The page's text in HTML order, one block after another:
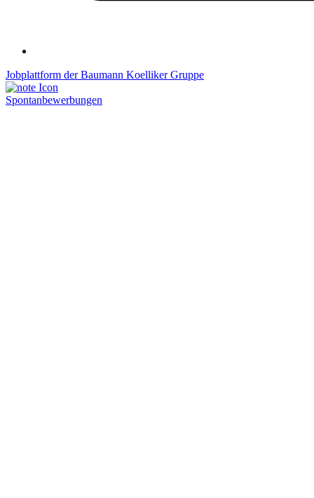
Jobplattform der Baumann Koelliker Gruppe
Spontanbewerbungen